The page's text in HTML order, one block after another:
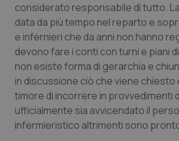
Psoriasi & pelle
Quotidiano Cardiologia
Quotidiano Chirurgia
Quotidiano Oncologia
considerato responsabile di tutto.
data da più tempo nel reparto e
e infernieri che da anni non hanno
devono fare i conti con turni e piani
non esiste forma di gerarchia e
in discussione ciò che viene
timore di incorrere in provvedimenti
ufficialmente sia avvicendato il
infermieristico altrimenti sono pronto